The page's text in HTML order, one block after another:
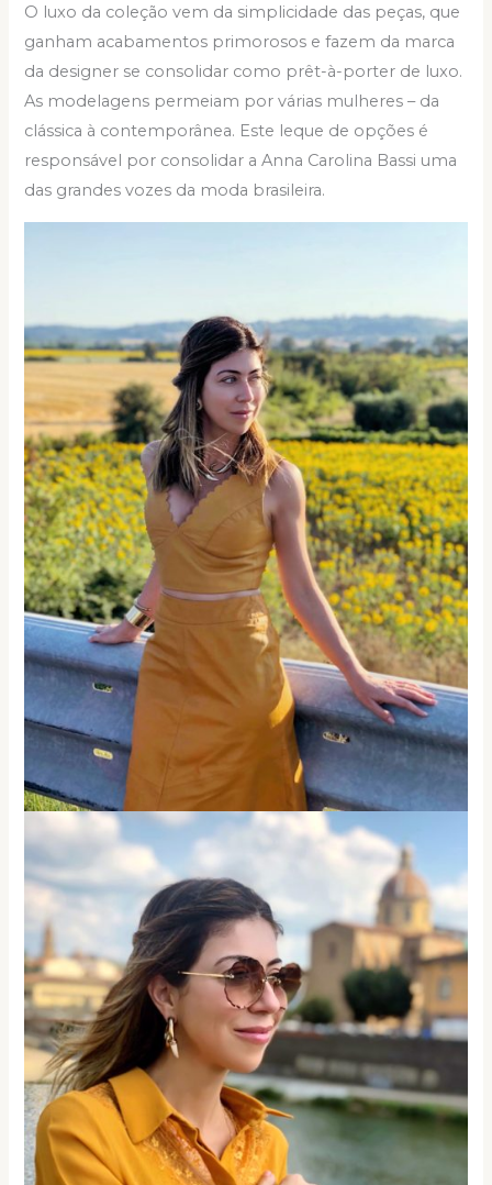
O luxo da coleção vem da simplicidade das peças, que
ganham acabamentos primorosos e fazem da marca
da designer se consolidar como prêt-à-porter de luxo.
As modelagens permeiam por várias mulheres – da
clássica à contemporânea. Este leque de opções é
responsável por consolidar a Anna Carolina Bassi uma
das grandes vozes da moda brasileira.